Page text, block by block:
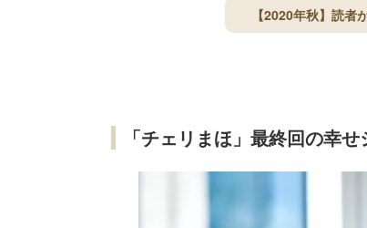
【2020年秋】読
「チェリまほ」最終回の幸